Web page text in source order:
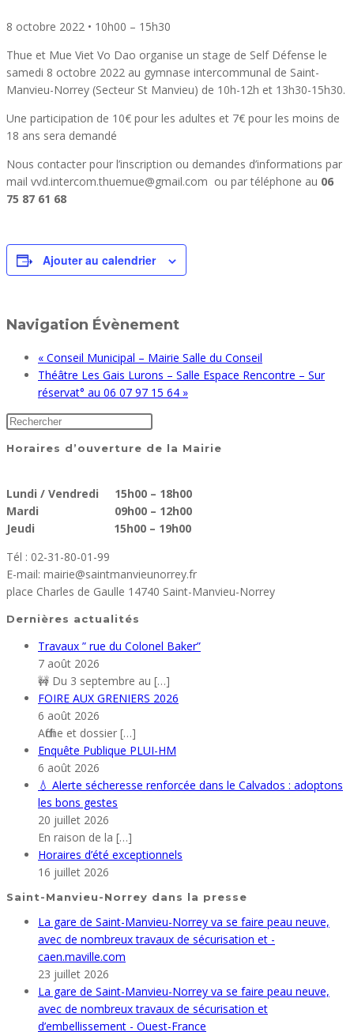
8 octobre 2022 • 10h00 – 15h30
Thue et Mue Viet Vo Dao organise un stage de Self Défense le
samedi 8 octobre 2022 au gymnase intercommunal de Saint-
Manvieu-Norrey (Secteur St Manvieu) de 10h-12h et 13h30-15h30.
Une participation de 10€ pour les adultes et 7€ pour les moins de
18 ans sera demandé
Nous contacter pour l’inscription ou demandes d’informations par
mail vvd.intercom.thuemue@gmail.com ou par téléphone au 06
75 87 61 68
Ajouter au calendrier
Navigation Évènement
« Conseil Municipal – Mairie Salle du Conseil
Théâtre Les Gais Lurons – Salle Espace Rencontre – Sur
réservat° au 06 07 97 15 64 »
Horaires d’ouverture de la Mairie
Lundi / Vendredi 15h00 – 18h00
Mardi 09h00 – 12h00
Jeudi 15h00 – 19h00
Tél : 02-31-80-01-99
E-mail: mairie@saintmanvieunorrey.fr
place Charles de Gaulle 14740 Saint-Manvieu-Norrey
Dernières actualités
Travaux ” rue du Colonel Baker”
7 août 2026
🚧 Du 3 septembre au […]
FOIRE AUX GRENIERS 2026
6 août 2026
Affiche et dossier […]
Enquête Publique PLUI-HM
6 août 2026
💧 Alerte sécheresse renforcée dans le Calvados : adoptons
les bons gestes
20 juillet 2026
En raison de la […]
Horaires d’été exceptionnels
16 juillet 2026
Saint-Manvieu-Norrey dans la presse
La gare de Saint-Manvieu-Norrey va se faire peau neuve,
avec de nombreux travaux de sécurisation et -
caen.maville.com
23 juillet 2026
La gare de Saint-Manvieu-Norrey va se faire peau neuve,
avec de nombreux travaux de sécurisation et
d’embellissement - Ouest-France